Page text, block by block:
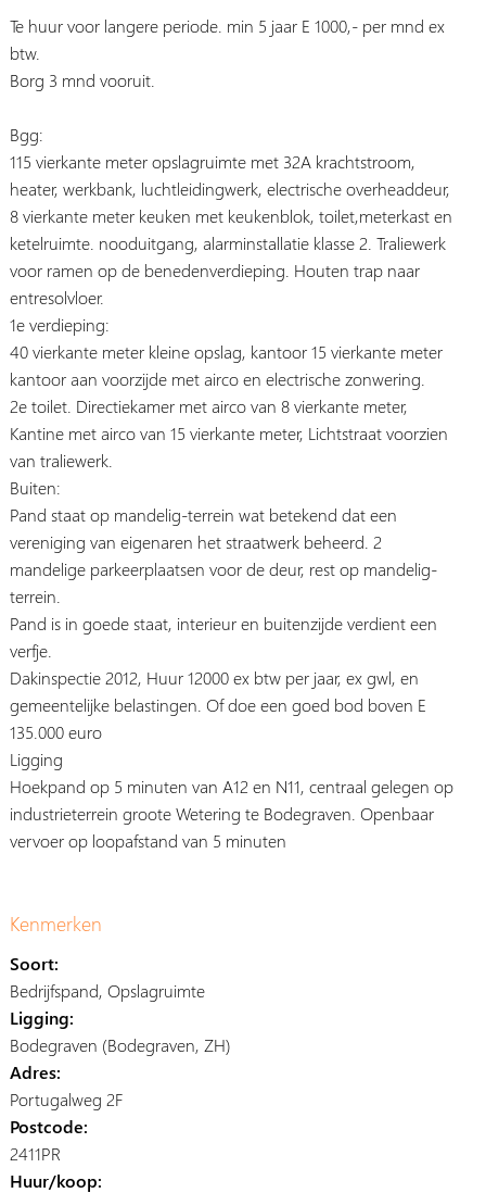
Te huur voor langere periode. min 5 jaar E 1000,- per mnd ex
btw.
Borg 3 mnd vooruit.
Bgg:
115 vierkante meter opslagruimte met 32A krachtstroom,
heater, werkbank, luchtleidingwerk, electrische overheaddeur,
8 vierkante meter keuken met keukenblok, toilet,meterkast en
ketelruimte. nooduitgang, alarminstallatie klasse 2. Traliewerk
voor ramen op de benedenverdieping. Houten trap naar
entresolvloer.
1e verdieping:
40 vierkante meter kleine opslag, kantoor 15 vierkante meter
kantoor aan voorzijde met airco en electrische zonwering.
2e toilet. Directiekamer met airco van 8 vierkante meter,
Kantine met airco van 15 vierkante meter, Lichtstraat voorzien
van traliewerk.
Buiten:
Pand staat op mandelig-terrein wat betekend dat een
vereniging van eigenaren het straatwerk beheerd. 2
mandelige parkeerplaatsen voor de deur, rest op mandelig-
terrein.
Pand is in goede staat, interieur en buitenzijde verdient een
verfje.
Dakinspectie 2012, Huur 12000 ex btw per jaar, ex gwl, en
gemeentelijke belastingen. Of doe een goed bod boven E
135.000 euro
Ligging
Hoekpand op 5 minuten van A12 en N11, centraal gelegen op
industrieterrein groote Wetering te Bodegraven. Openbaar
vervoer op loopafstand van 5 minuten
Kenmerken
Soort:
Bedrijfspand, Opslagruimte
Ligging:
Bodegraven (Bodegraven, ZH)
Adres:
Portugalweg 2F
Postcode:
2411PR
Huur/koop: